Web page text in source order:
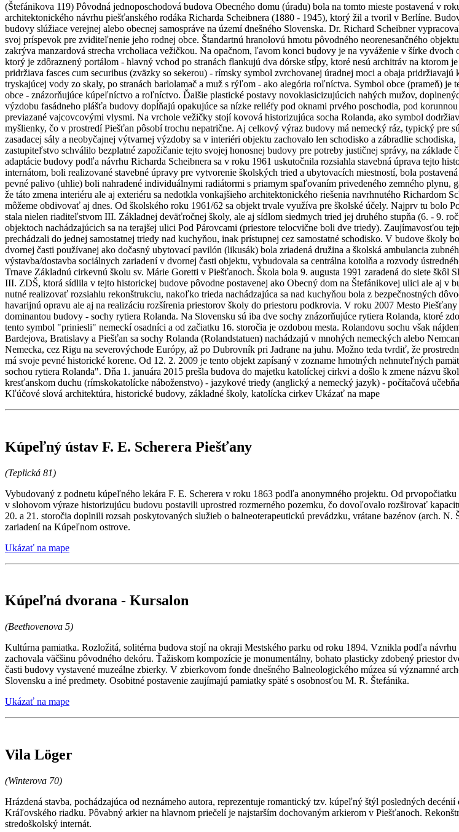
(Štefánikova 119) Pôvodná jednoposchodová budova Obecného domu (úradu) bola na tomto mieste postavená v
architektonického návrhu piešťanského rodáka Richarda Scheibnera (1880 - 1945), ktorý žil a tvoril v Berlíne.
budovy slúžiace verejnej alebo obecnej samospráve na území dnešného Slovenska. Dr. Richard Scheibner
svoj príspevok pre zviditeľnenie jeho rodnej obce. Štandartnú hranolovú hmotu pôvodného neorenesančného
zakrýva manzardová strecha vrcholiaca vežičkou. Na opačnom, ľavom konci budovy je na vyváženie v šírke dvoch
ktorý je zdôraznený portálom - hlavný vchod po stranách flankujú dva dórske stĺpy, ktoré nesú architráv na ktorom
pridržiava fasces cum securibus (zväzky so sekerou) - rímsky symbol zvrchovanej úradnej moci a obaja
tryskajúcej vody zo skaly, po stranách barlolamač a muž s rýľom - ako alegória roľníctva. Symbol obce (prameň)
obce - znázorňujúce kúpeľníctvo a roľníctvo. Ďalšie plastické postavy novoklasicizujúcich nahých mužov,
výzdobu fasádneho plášťa budovy dopĺňajú opakujúce sa nízke reliéfy pod oknami prvého poschodia, pod
previazané vajcovcovými vlysmi. Na vrchole vežičky stojí kovová historizujúca socha Rolanda, ako symbol
myšlienky, čo v prostredí Piešťan pôsobí trochu nepatrične. Aj celkový výraz budovy má nemecký ráz, typický pre
zasadacej sály a neobyčajnej výtvarnej výzdoby sa v interiéri objektu zachovalo len schodisko a zábradlie
zastupiteľstvo schválilo bezplatné zapožičanie tejto svojej honosnej budovy pre potreby justičnej správy, na
adaptácie budovy podľa návrhu Richarda Scheibnera sa v roku 1961 uskutočnila rozsiahla stavebná úprava tejto
internátom, boli realizované stavebné úpravy pre vytvorenie školských tried a ubytovacích miestností, bola
pevné palivo (uhlie) boli nahradené individuálnymi radiátormi s priamym spaľovaním privedeného zemného plynu,
že táto zmena interiéru ale aj exteriéru sa nedotkla vonkajšieho architektonického riešenia navrhnutého Richardom
môžeme obdivovať aj dnes. Od školského roku 1961/62 sa objekt trvale využíva pre školské účely. Najprv tu bolo
stala nielen riaditeľstvom III. Základnej deväťročnej školy, ale aj sídlom siedmych tried jej druhého stupňa (6. - 9.
objektoch nachádzajúcich sa na terajšej ulici Pod Párovcami (priestore telocvične boli dve triedy). Zaujímavosťou
prechádzali do jednej samostatnej triedy nad kuchyňou, inak prístupnej cez samostatné schodisko. V budove
dvornej časti používanej ako dočasný ubytovací pavilón (likusák) bola zriadená družina a školská ambulancia
výstavba/dostavba sociálnych zariadení v dvornej časti objektu, vybudovala sa centrálna kotolňa a rozvody
Trnave Základnú cirkevnú školu sv. Márie Goretti v Piešťanoch. Škola bola 9. augusta 1991 zaradená do siete
III. ZDŠ, ktorá sídlila v tejto historickej budove pôvodne postavenej ako Obecný dom na Štefánikovej ulici ale aj
nutné realizovať rozsiahlu rekonštrukciu, nakoľko trieda nachádzajúca sa nad kuchyňou bola z bezpečnostných
havarijnú opravu ale aj na realizáciu rozšírenia priestorov školy do priestoru podkrovia. V roku 2007 Mesto
dominantou budovy - sochy rytiera Rolanda. Na Slovensku sú iba dve sochy znázorňujúce rytiera Rolanda, ktoré
tento symbol "priniesli" nemeckí osadníci a od začiatku 16. storočia je ozdobou mesta. Rolandovu sochu však
Bardejova, Bratislavy a Piešťan sa sochy Rolanda (Rolandstatuen) nachádzajú v mnohých nemeckých alebo
Nemecka, cez Rigu na severovýchode Európy, až po Dubrovník pri Jadrane na juhu. Možno teda tvrdiť, že
má svoje pevné historické korene. Od 12. 2. 2009 je tento objekt zapísaný v zozname hmotných nehnuteľných
sochou rytiera Rolanda". Dňa 1. januára 2015 prešla budova do majetku katolíckej cirkvi a došlo k zmene názvu
kresťanskom duchu (rímskokatolícke náboženstvo) - jazykové triedy (anglický a nemecký jazyk) - počítačová
Kľúčové slová architektúra, historické budovy, základné školy, katolícka cirkev Ukázať na mape
Kúpeľný ústav F. E. Scherera Piešťany
(Teplická 81)
Vybudovaný z podnetu kúpeľného lekára F. E. Scherera v roku 1863 podľa anonymného projektu. Od
v slohovom výraze historizujúcu budovu postavili uprostred rozmerného pozemku, čo dovoľovalo rozširovať
20. a 21. storočia doplnili rozsah poskytovaných služieb o balneoterapeutickú prevádzku, vrátane bazénov (arch.
zariadení na Kúpeľnom ostrove.
Ukázať na mape
Kúpeľná dvorana - Kursalon
(Beethovenova 5)
Kultúrna pamiatka. Rozložitá, solitérna budova stojí na okraji Mestského parku od roku 1894. Vznikla podľa
zachovala väčšinu pôvodného dekóru. Ťažiskom kompozície je monumentálny, bohato plasticky zdobený priestor
časti budovy vystavené muzeálne zbierky. V zbierkovom fonde dnešného Balneologického múzea sú významné
Slovensku a iné predmety. Osobitné postavenie zaujímajú pamiatky späté s osobnosťou M. R. Štefánika.
Ukázať na mape
Vila Löger
(Winterova 70)
Hrázdená stavba, pochádzajúca od neznámeho autora, reprezentuje romantický tzv. kúpeľný štýl posledných
Kráľovského riadku. Pôvabný arkier na hlavnom priečelí je najstarším dochovaným arkierom v Piešťanoch.
stredoškolský internát.